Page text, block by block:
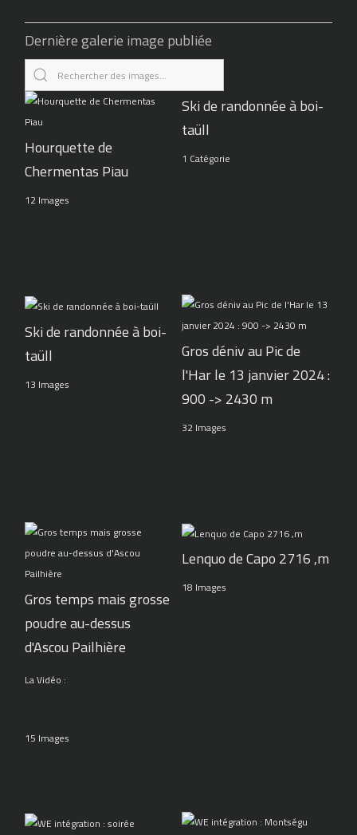
Dernière galerie image publiée
Hourquette de
Chermentas Piau
12 Images
Ski de randonnée à boi-
taüll
1 Catégorie
Ski de randonnée à boi-
taüll
13 Images
Gros déniv au Pic de
l'Har le 13 janvier 2024 :
900 -> 2430 m
32 Images
Gros temps mais grosse
poudre au-dessus
d'Ascou Pailhière
La Vidéo :
15 Images
Lenquo de Capo 2716 ,m
18 Images